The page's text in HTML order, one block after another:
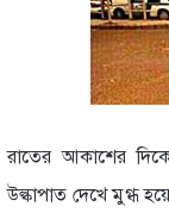
রাতের আকাশের
উল্কাপাত দেখে মুগ্ধ